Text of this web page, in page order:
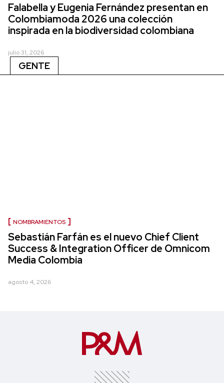
Falabella y Eugenia Fernández presentan en
Colombiamoda 2026 una colección
inspirada en la biodiversidad colombiana
julio 31, 2026
GENTE
NOMBRAMIENTOS
Sebastián Farfán es el nuevo Chief Client
Success & Integration Officer de Omnicom
Media Colombia
agosto 4, 2026